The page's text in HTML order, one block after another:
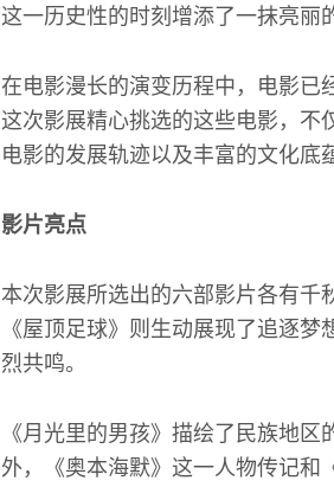
这一历史性的时刻增添了一抹亮丽
在电影漫长的演变历程中，电影已
这次影展精心挑选的这些电影，不
电影的发展轨迹以及丰富的文化底
影片亮点
本次影展所选出的六部影片各有千
《屋顶足球》则生动展现了追逐
烈共鸣。
《月光里的男孩》描绘了民族地
外，《奥本海默》这一人物传记和